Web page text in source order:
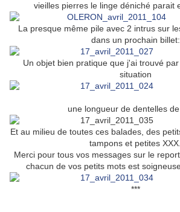
vieilles pierres le linge déniché parait
La presque même pile avec 2 intrus sur
dans un prochain billet:
Un objet bien pratique que j'ai trouvé
situation
une longueur de dentelles
Et au milieu de toutes ces balades, des
tampons et petites XXX.
Merci pour tous vos messages sur le
chacun de vos petits mots est
***